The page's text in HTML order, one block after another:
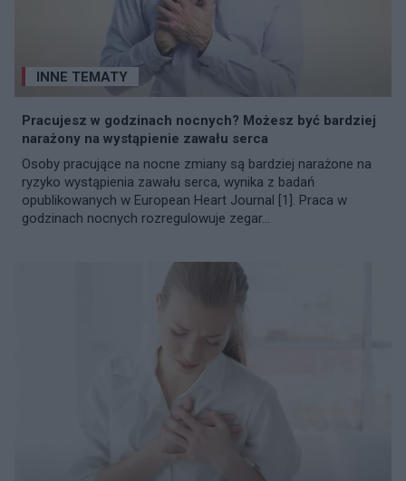
INNE TEMATY
Pracujesz w godzinach nocnych? Możesz być bardziej
narażony na wystąpienie zawału serca
Osoby pracujące na nocne zmiany są bardziej narażone na
ryzyko wystąpienia zawału serca, wynika z badań
opublikowanych w European Heart Journal [1]. Praca w
godzinach nocnych rozregulowuje zegar...